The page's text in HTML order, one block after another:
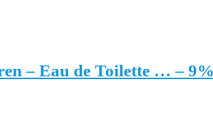
– Eau de Toilette … –